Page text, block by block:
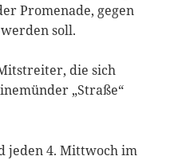
Promenade, gegen
soll.
die sich
„Straße“
jeden 4. Mittwoch im